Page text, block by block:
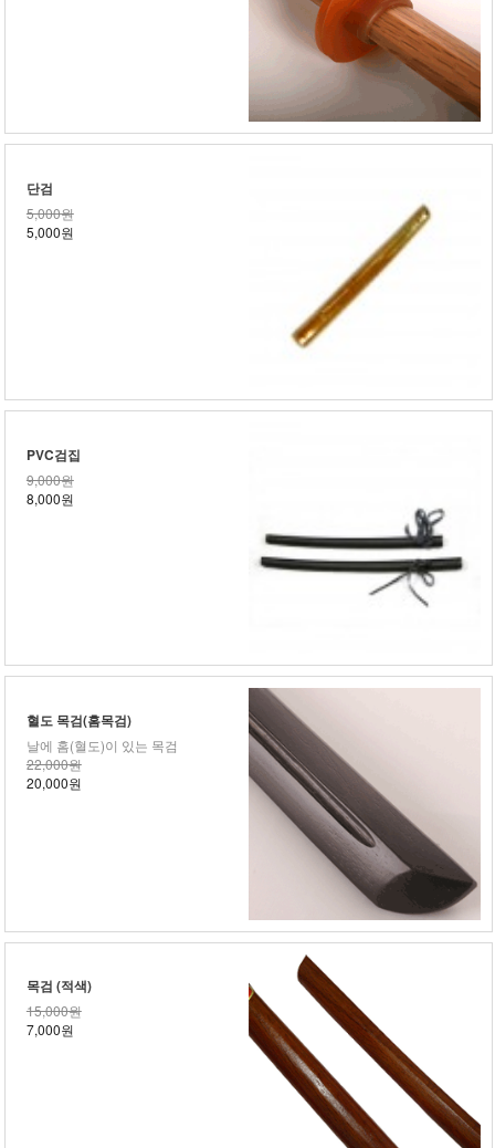
단검
5,000원
5,000원
PVC검집
9,000원
8,000원
혈도 목검(홈목검)
날에 홈(혈도)이 있는 목검
22,000원
20,000원
목검 (적색)
15,000원
7,000원